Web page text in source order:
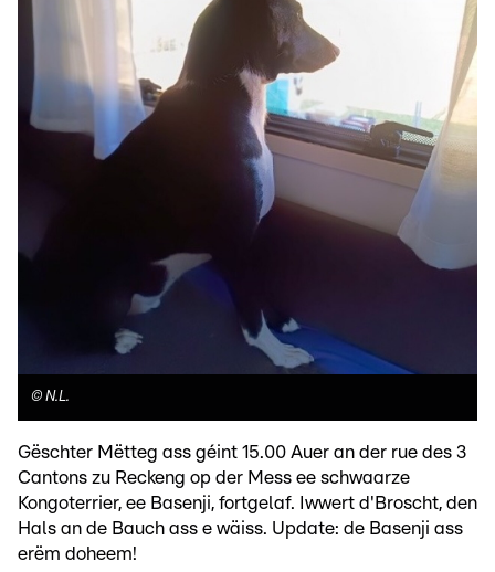
© N.L.
Gëschter Mëtteg ass géint 15.00 Auer an der rue des 3
Cantons zu Reckeng op der Mess ee schwaarze
Kongoterrier, ee Basenji, fortgelaf. Iwwert d'Broscht, den
Hals an de Bauch ass e wäiss. Update: de Basenji ass
erëm doheem!